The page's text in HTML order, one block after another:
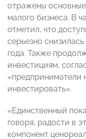
отражены
малого бизнеса. В
отметил, что
серьезно
года. Также
инвестициям,
«предприниматели
инвестировать».
«Единственный
говоря, радости в
компонент